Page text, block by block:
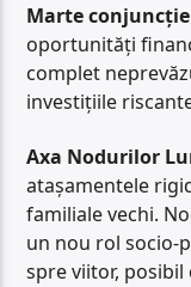
Marte
oportunități
complet
investițiile
Axa Nodurilor
atașamentele
familiale vechi.
un nou rol socio-
spre viitor,